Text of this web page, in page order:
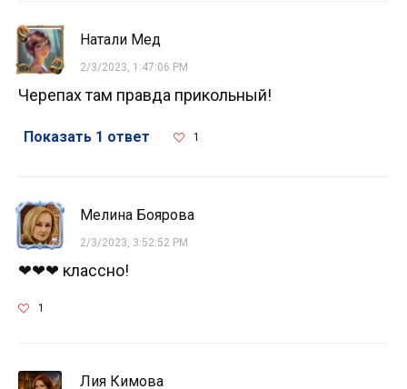
Натали Мед
2/3/2023, 1:47:06 PM
Черепах там правда прикольный!
Показать 1 ответ 1
Мелина Боярова
2/3/2023, 3:52:52 PM
❤❤❤ классно!
1
Лия Кимова